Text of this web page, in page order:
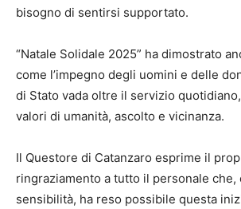
bisogno di sentirsi supportato.
“Natale Solidale 2025” ha dimostrato
come l’impegno degli uomini e delle
di Stato vada oltre il servizio
valori di umanità, ascolto e vicinanza.
Il Questore di Catanzaro esprime il
ringraziamento a tutto il personale che,
sensibilità, ha reso possibile questa